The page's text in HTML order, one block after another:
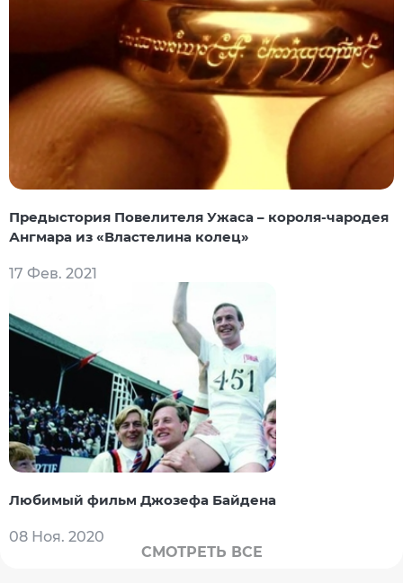
Предыстория Повелителя Ужаса – короля-чародея
Ангмара из «Властелина колец»
17 Фев. 2021
Любимый фильм Джозефа Байдена
08 Ноя. 2020
СМОТРЕТЬ ВСЕ